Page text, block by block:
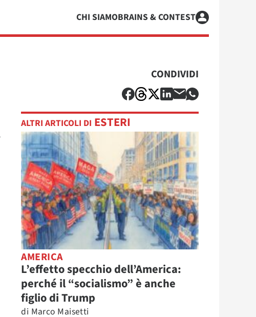
CHI SIAMOBRAINS & CONTEST
CONDIVIDI
ALTRI ARTICOLI DI ESTERI
AMERICA
L’effetto specchio dell’America:
perché il “socialismo” è anche
figlio di Trump
di Marco Maisetti